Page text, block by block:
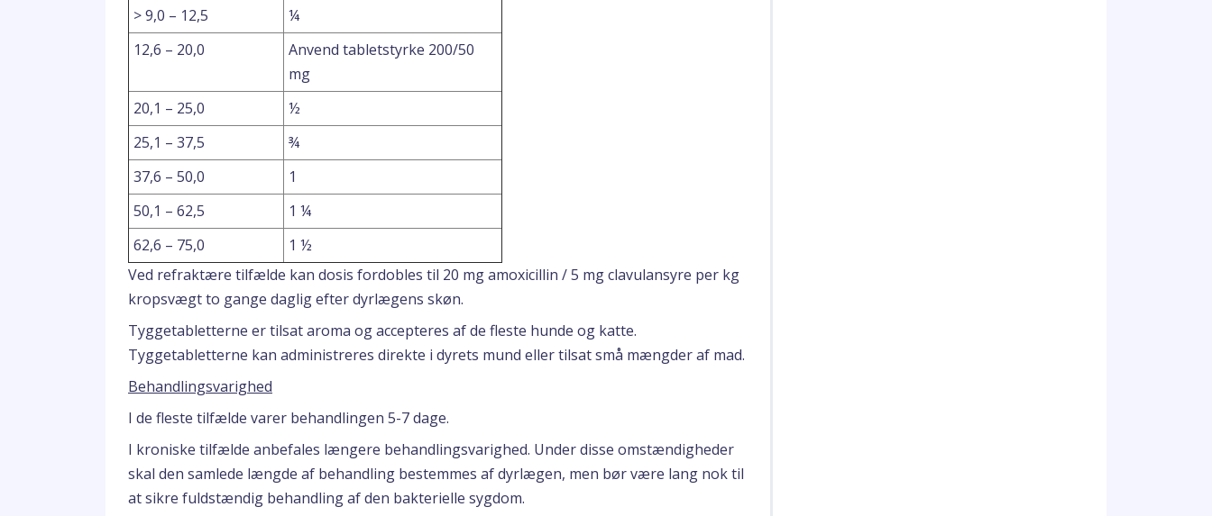
> 9,0 – 12,5
¼
12,6 – 20,0
Anvend tabletstyrke 200/50
mg
20,1 – 25,0
½
25,1 – 37,5
¾
37,6 – 50,0
1
50,1 – 62,5
1 ¼
62,6 – 75,0
1 ½
Ved refraktære tilfælde kan dosis fordobles til 20 mg amoxicillin / 5 mg clavulansyre per kg
kropsvægt to gange daglig efter dyrlægens skøn.
Tyggetabletterne er tilsat aroma og accepteres af de fleste hunde og katte.
Tyggetabletterne kan administreres direkte i dyrets mund eller tilsat små mængder af mad.
Behandlingsvarighed
I de fleste tilfælde varer behandlingen 5-7 dage.
I kroniske tilfælde anbefales længere behandlingsvarighed. Under disse omstændigheder
skal den samlede længde af behandling bestemmes af dyrlægen, men bør være lang nok til
at sikre fuldstændig behandling af den bakterielle sygdom.